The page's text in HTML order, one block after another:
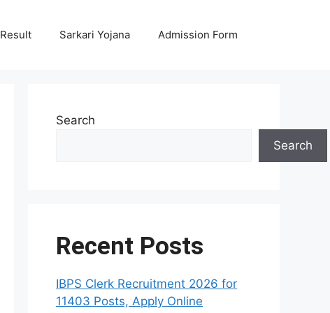
Result Sarkari Yojana Admission Form
Search
Search
Recent Posts
IBPS Clerk Recruitment 2026 for
11403 Posts, Apply Online